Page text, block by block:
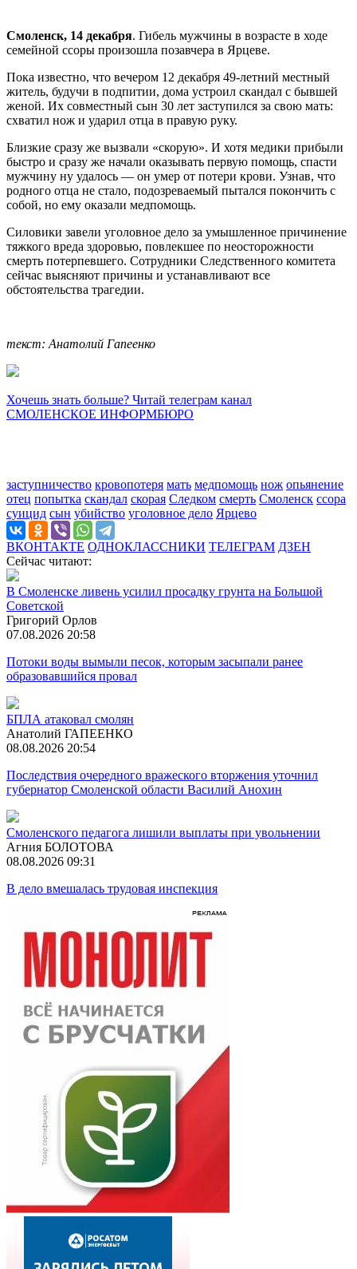
Смоленск, 14 декабря. Гибель мужчины в возрасте в ходе
семейной ссоры произошла позавчера в Ярцеве.
Пока известно, что вечером 12 декабря 49-летний местный
житель, будучи в подпитии, дома устроил скандал с бывшей
женой. Их совместный сын 30 лет заступился за свою мать:
схватил нож и ударил отца в правую руку.
Близкие сразу же вызвали «скорую». И хотя медики прибыли
быстро и сразу же начали оказывать первую помощь, спасти
мужчину ну удалось — он умер от потери крови. Узнав, что
родного отца не стало, подозреваемый пытался покончить с
собой, но ему оказали медпомощь.
Силовики завели уголовное дело за умышленное причинение
тяжкого вреда здоровью, повлекшее по неосторожности
смерть потерпевшего. Сотрудники Следственного комитета
сейчас выясняют причины и устанавливают все
обстоятельства трагедии.
текст: Анатолий Гапеенко
Хочешь знать больше? Читай телеграм канал
СМОЛЕНСКОЕ ИНФОРМБЮРО
заступничество кровопотеря мать медпомощь нож опьянение
отец попытка скандал скорая Следком смерть Смоленск ссора
суицид сын убийство уголовное дело Ярцево
ВКОНТАКТЕ ОДНОКЛАССНИКИ ТЕЛЕГРАМ ДЗЕН
Сейчас читают:
В Смоленске ливень усилил просадку грунта на Большой
Советской
Григорий Орлов
07.08.2026 20:58
Потоки воды вымыли песок, которым засыпали ранее
образовавшийся провал
БПЛА атаковал смолян
Анатолий ГАПЕЕНКО
08.08.2026 20:54
Последствия очередного вражеского вторжения уточнил
губернатор Смоленской области Василий Анохин
Смоленского педагога лишили выплаты при увольнении
Агния БОЛОТОВА
08.08.2026 09:31
В дело вмешалась трудовая инспекция